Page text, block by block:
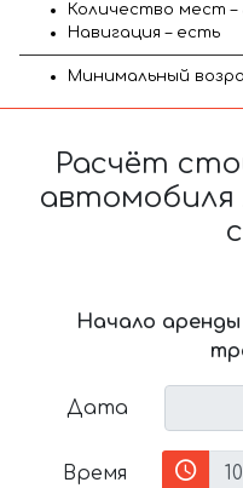
Количество мест –
Навигация – есть
Минимальный
Расчёт
автомобиля
Начало аренды
Дата
Время